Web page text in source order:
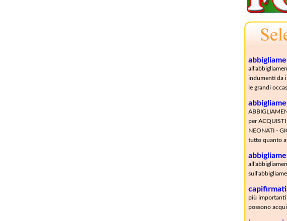
indumenti da
le grandi
per
NEONATI -
tutto quanto
più importanti
possono